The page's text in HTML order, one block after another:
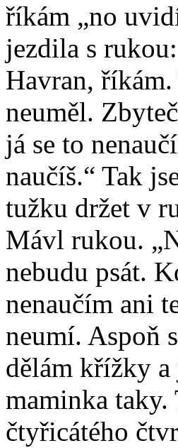
říkám „no
jezdila s
Havran,
neuměl.
já se to
naučíš.“ Tak
tužku držet v
Mávl rukou.
nebudu psát.
nenaučím ani
neumí. Aspoň
dělám křížky a
maminka taky.
čtyřicátého